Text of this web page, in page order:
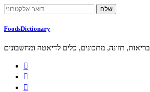
FoodsDictionary
בריאות, תזונה, מתכונים, כלים לדיאטה ומחשבונים


